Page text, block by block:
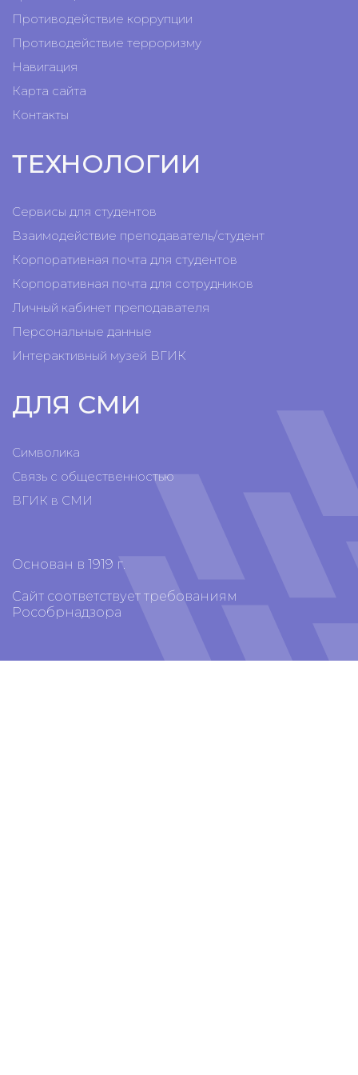
Противодействие коррупции
Противодействие терроризму
Навигация
Карта сайта
Контакты
ТЕХНОЛОГИИ
Сервисы для студентов
Взаимодействие преподаватель/студент
Корпоративная почта для студентов
Корпоративная почта для сотрудников
Личный кабинет преподавателя
Персональные данные
Интерактивный музей ВГИК
ДЛЯ СМИ
Символика
Связь с общественностью
ВГИК в СМИ
Основан в 1919 г.
Сайт соответствует требованиям
Рособрнадзора